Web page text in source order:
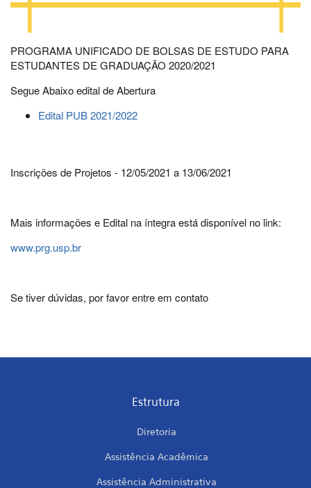
PROGRAMA UNIFICADO DE BOLSAS DE ESTUDO PARA
ESTUDANTES DE GRADUAÇÃO 2020/2021
Segue Abaixo edital de Abertura
Edital PUB 2021/2022
Inscrições de Projetos - 12/05/2021 a 13/06/2021
Mais informações e Edital na íntegra está disponível no link:
www.prg.usp.br
Se tiver dúvidas, por favor entre em contato
Estrutura
Diretoria
Assistência Acadêmica
Assistência Administrativa